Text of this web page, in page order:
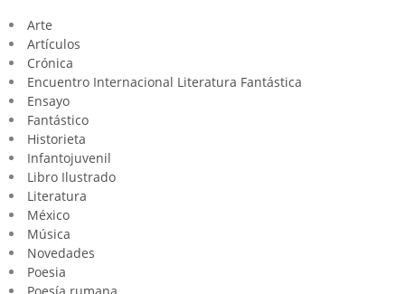
Arte
Artículos
Crónica
Encuentro Internacional Literatura Fantástica
Ensayo
Fantástico
Historieta
Infantojuvenil
Libro Ilustrado
Literatura
México
Música
Novedades
Poesia